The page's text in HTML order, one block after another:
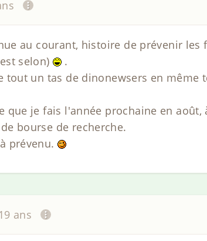
au courant, histoire de prévenir
selon)
.
tout un tas de dinonewsers en même
que je fais l'année prochaine en
bourse de recherche.
prévenu.
ans